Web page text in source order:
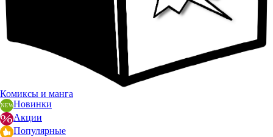
Комиксы и манга
Новинки
Акции
Популярные